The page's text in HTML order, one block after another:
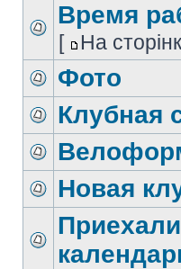
Время
[ На
Фото
Клубная
Новая